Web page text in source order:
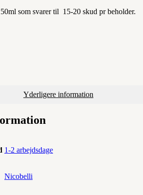
som svarer til 15-20 skud pr beholder.
Yderligere information
1-2 arbejdsdage
Nicobelli